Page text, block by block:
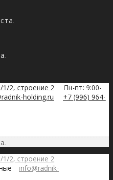
1/2, строение 2
Пн-пт: 9:00-
holding.ru
+7 (996) 964-
1/2, строение 2
info@radnik-